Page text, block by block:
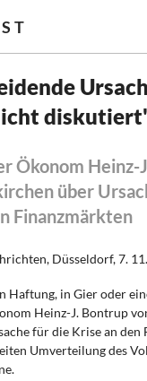
und
und
Ökonom Heinz-
über
Finanzmärkten
Düsseldorf, 7.
Haftung, in Gier oder
Heinz-J. Bontrup
für die Krise an den
Umverteilung des